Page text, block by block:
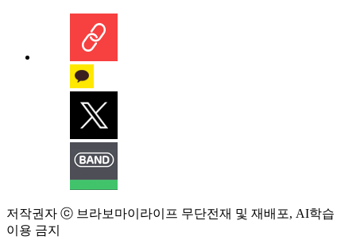
저작권자 ⓒ 브라보마이라이프 무단전재 및 재배포, AI학습
이용 금지